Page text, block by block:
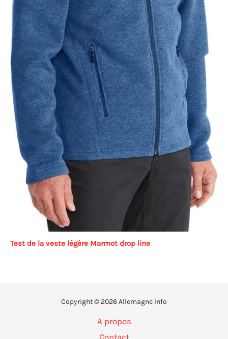
Test de la veste légère Marmot drop line
Copyright © 2026 Allemagne Info
A propos